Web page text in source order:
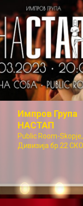
Импров Група
НАСТАП
Public Room-
Дивизија бр.22